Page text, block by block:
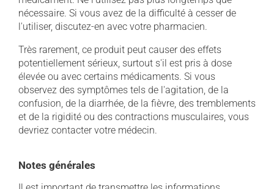
nécessaire. Si vous avez de la difficulté à cesser de
l'utiliser, discutez-en avec votre pharmacien.
Très rarement, ce produit peut causer des effets
potentiellement sérieux, surtout s'il est pris à dose
élevée ou avec certains médicaments. Si vous
observez des symptômes tels de l'agitation, de la
confusion, de la diarrhée, de la fièvre, des tremblements
et de la rigidité ou des contractions musculaires, vous
devriez contacter votre médecin.
Notes générales